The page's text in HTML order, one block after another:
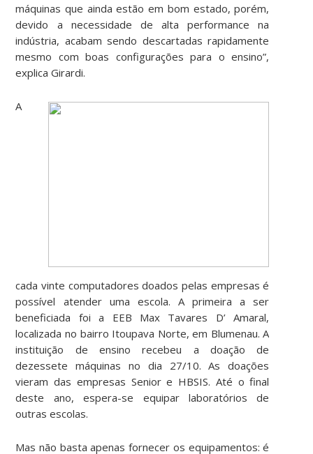
máquinas que ainda estão em bom estado, porém,
devido a necessidade de alta performance na
indústria, acabam sendo descartadas rapidamente
mesmo com boas configurações para o ensino”,
explica Girardi.
A
cada vinte computadores doados pelas empresas é
possível atender uma escola. A primeira a ser
beneficiada foi a EEB Max Tavares D’ Amaral,
localizada no bairro Itoupava Norte, em Blumenau. A
instituição de ensino recebeu a doação de
dezessete máquinas no dia 27/10. As doações
vieram das empresas Senior e HBSIS. Até o final
deste ano, espera-se equipar laboratórios de
outras escolas.
Mas não basta apenas fornecer os equipamentos: é